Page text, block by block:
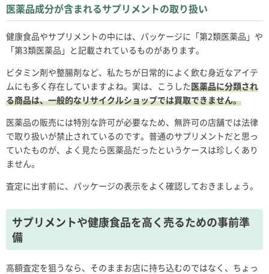
医薬品成分が含まれるサプリメントの取り扱い
健康食品やサプリメントの中には、パッケージに「第2類医薬品」や
「第3類医薬品」と記載されているものがあります。
ビタミン剤や整腸剤など、私たちが日常的によく飲む身近なアイテ
ムにも多く存在していますよね。実は、こうした医薬品に分類され
る商品は、一般的なリサイクルショップでは買取できません。
医薬品の販売には特別な許可が必要なため、無許可の店舗では法律
で取り扱いが禁止されているのです。普通のサプリメントだと思っ
ていたものが、よく見たら医薬品だったというケースは珍しくあり
ません。
査定に出す前に、パッケージの表示をよく確認しておきましょう。
サプリメントや健康食品を高く売るための事前準
備
高額査定を狙うなら、そのままお店に持ち込むのではなく、ちょっ